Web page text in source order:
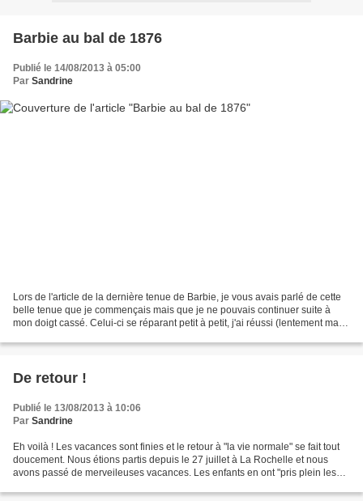
Barbie au bal de 1876
Publié le 14/08/2013 à 05:00
Par Sandrine
Lors de l'article de la dernière tenue de Barbie, je vous avais parlé de cette
belle tenue que je commençais mais que je ne pouvais continuer suite à
mon doigt cassé. Celui-ci se réparant petit à petit, j'ai réussi (lentement mais
De retour !
Publié le 13/08/2013 à 10:06
Par Sandrine
Eh voilà ! Les vacances sont finies et le retour à "la vie normale" se fait tout
doucement. Nous étions partis depuis le 27 juillet à La Rochelle et nous
avons passé de merveileuses vacances. Les enfants en ont "pris plein les